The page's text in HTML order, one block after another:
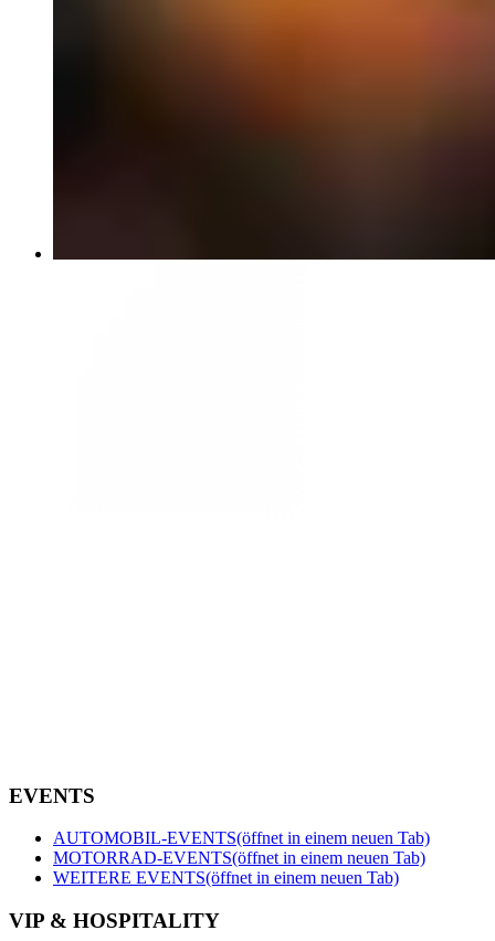
EVENTS
AUTOMOBIL-EVENTS(öffnet in einem neuen Tab)
MOTORRAD-EVENTS(öffnet in einem neuen Tab)
WEITERE EVENTS(öffnet in einem neuen Tab)
VIP & HOSPITALITY